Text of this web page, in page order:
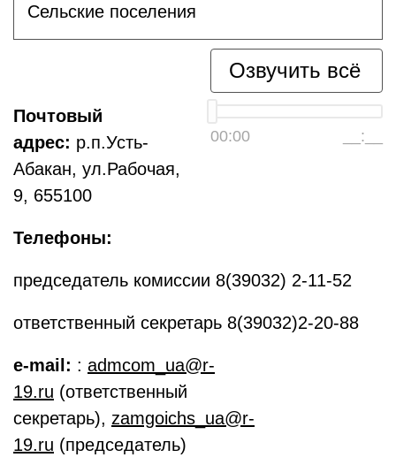
Сельские поселения
Озвучить всё
00:00 __:__
Почтовый
адрес: р.п.Усть-
Абакан, ул.Рабочая,
9, 655100
Телефоны:
председатель комиссии 8(39032) 2-11-52
ответственный секретарь 8(39032)2-20-88
e-mail: : admcom_ua@r-
19.ru (ответственный
секретарь), zamgoichs_ua@r-
19.ru (председатель)